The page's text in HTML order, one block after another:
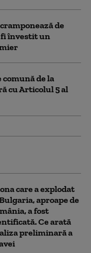
de
fi învestit un
comună de la
cu Articolul 5 al
care a explodat
aproape de
a fost
Ce arată
preliminară a